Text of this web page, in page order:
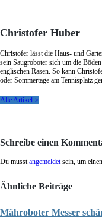
Christofer Huber
Christofer lässt die Haus- und
sein Saugroboter sich um die
englischen Rasen. So kann
oder Sommertage am Tennisplatz
Alle Artikel >
Schreibe einen
Du musst angemeldet sein, um
Ähnliche Beiträge
Mähroboter Messer